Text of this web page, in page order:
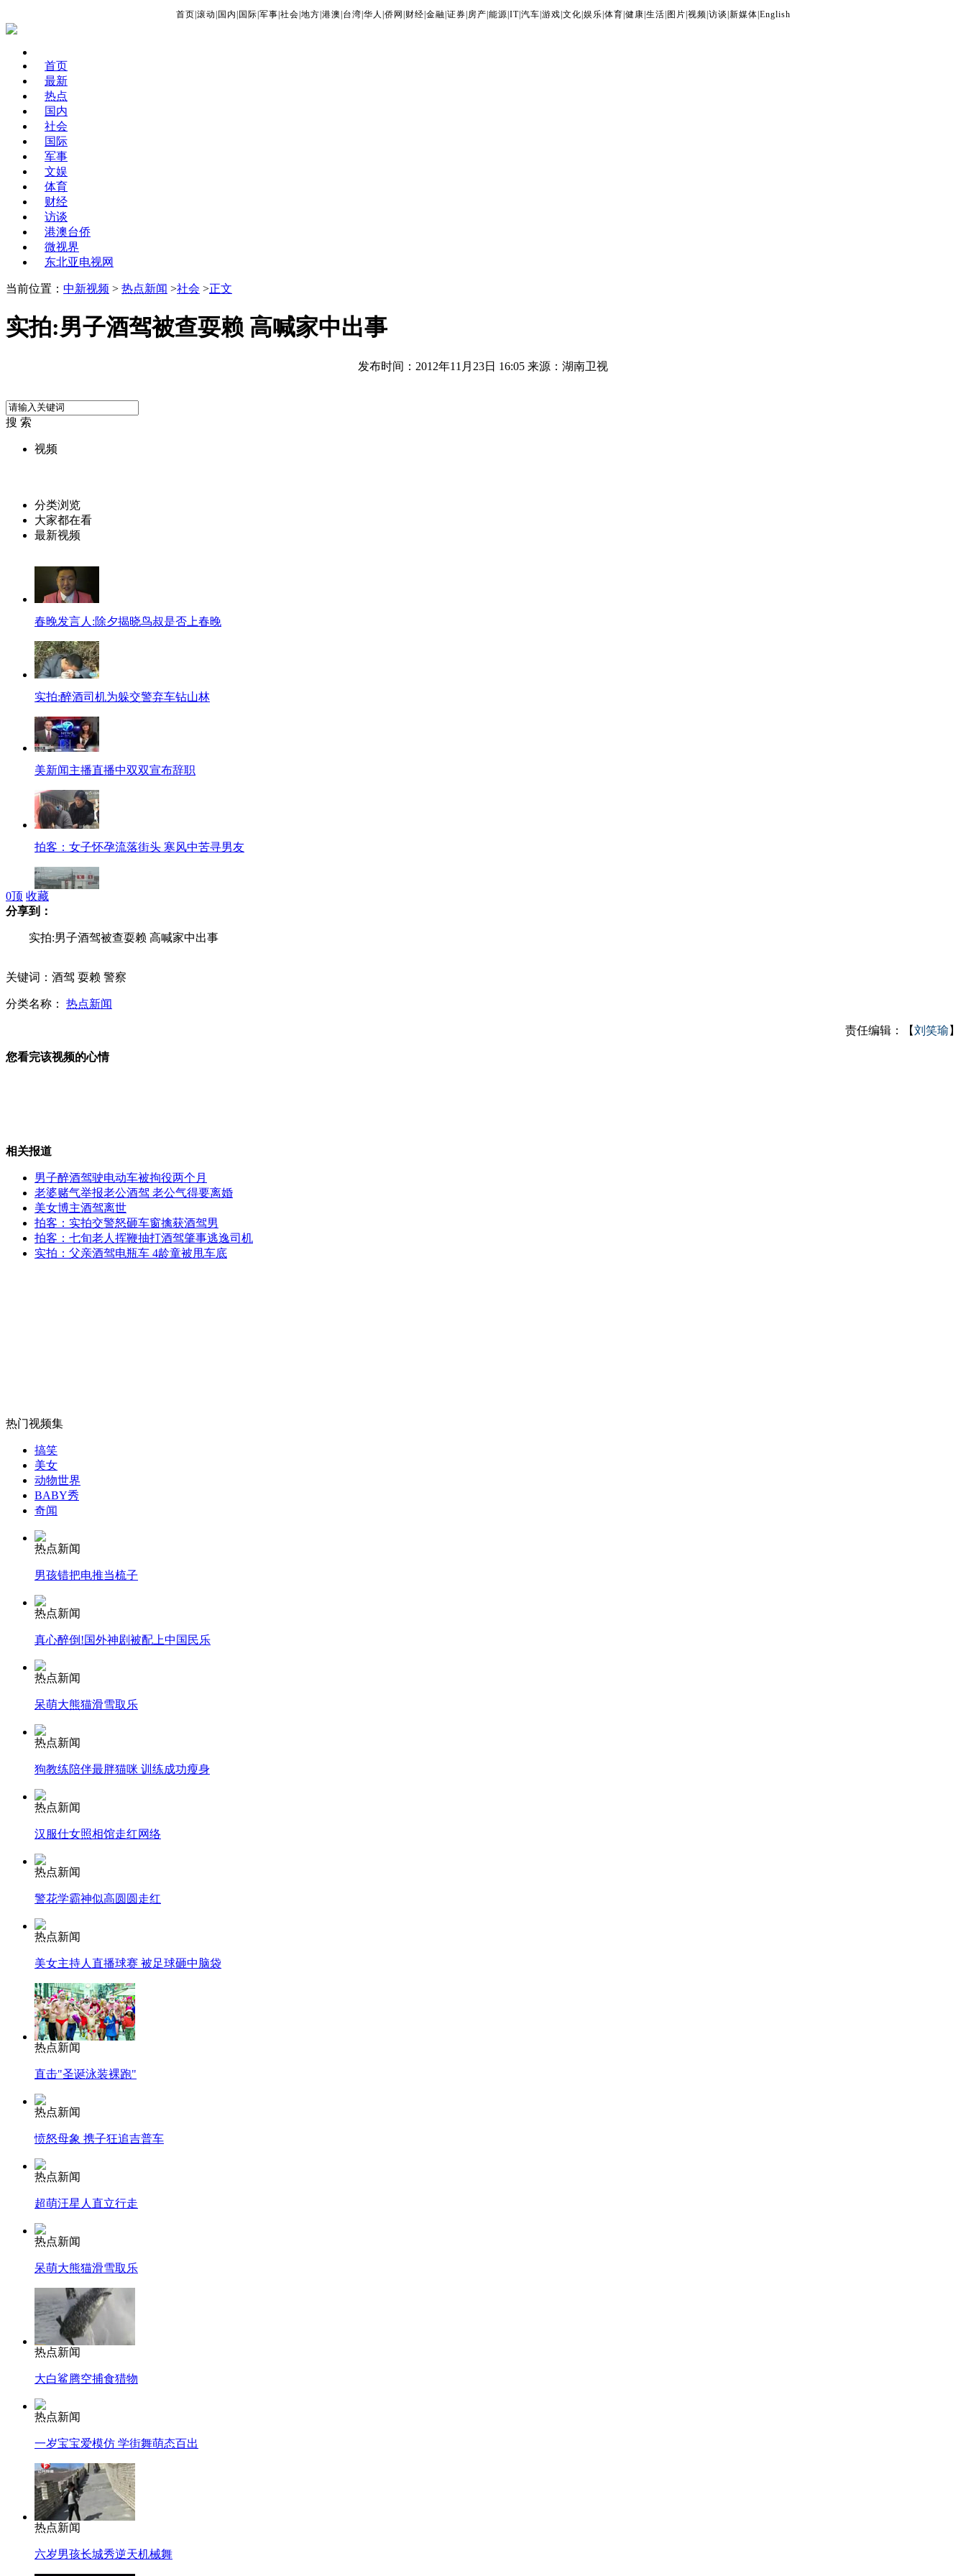
首页 滚动 国内 国际 军事 社会 地方 港澳 台湾 华人 侨网 财经 金融 证券 房产 能源 IT| 汽车 游戏 文化 娱乐 体育 健康 生活 图片 视频 访谈 新媒体 English
首页
最新
热点
国内
社会
国际
军事
文娱
体育
财经
访谈
港澳台侨
微视界
东北亚电视网
当前位置： 中新视频 > 热点新闻 >社会 >正文
实拍:男子酒驾被查耍赖 高喊家中出事
发布时间：2012年11月23日 16:05 来源：湖南卫视
搜 索
视频
分类浏览
大家都在看
最新视频
春晚发言人:除夕揭晓鸟叔是否上春晚
实拍:醉酒司机为躲交警弃车钻山林
美新闻主播直播中双双宣布辞职
拍客：女子怀孕流落街头 寒风中苦寻男友
天津卫生局:天津肿瘤医院推诿病人
俄罗斯欲在俄日争议岛屿建造酒店
拍客：萝莉脸魔鬼肌肉女再现江湖
女孩北京地铁殴打老人 痛下狠手拳打脚踢
无痛分娩是否安全 医生回应
外交部：有关国家言论片面不公正
安徽一实载49人客车翻车
走！跟着总书记去植树
消防员救轻生者 花炮节热闹非凡 减压"枕头大战"
纽约上演“枕头大战”
司机酒驾遇交警 急速倒车逃窜
0顶 收藏
分享到：
实拍:男子酒驾被查耍赖 高喊家中出事
关键词：酒驾 耍赖 警察
分类名称： 热点新闻
责任编辑：【刘笑瑜 】
您看完该视频的心情
相关报道
男子醉酒驾驶电动车被拘役两个月
老婆赌气举报老公酒驾 老公气得要离婚
美女博主酒驾离世
拍客：实拍交警怒砸车窗擒获酒驾男
拍客：七旬老人挥鞭抽打酒驾肇事逃逸司机
实拍：父亲酒驾电瓶车 4龄童被甩车底
热门视频集
搞笑
美女
动物世界
BABY秀
奇闻
热点新闻
男孩错把电推当梳子
热点新闻
真心醉倒!国外神剧被配上中国民乐
热点新闻
呆萌大熊猫滑雪取乐
热点新闻
狗教练陪伴最胖猫咪 训练成功瘦身
热点新闻
汉服仕女照相馆走红网络
热点新闻
警花学霸神似高圆圆走红
热点新闻
美女主持人直播球赛 被足球砸中脑袋
热点新闻
直击"圣诞泳装裸跑"
热点新闻
愤怒母象 携子狂追吉普车
热点新闻
超萌汪星人直立行走
热点新闻
呆萌大熊猫滑雪取乐
热点新闻
大白鲨腾空捕食猎物
热点新闻
一岁宝宝爱模仿 学街舞萌态百出
热点新闻
六岁男孩长城秀逆天机械舞